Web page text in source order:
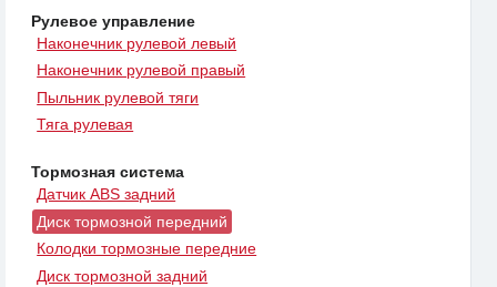
Рулевое управление
Наконечник рулевой левый
Наконечник рулевой правый
Пыльник рулевой тяги
Тяга рулевая
Тормозная система
Датчик ABS задний
Диск тормозной передний
Колодки тормозные передние
Диск тормозной задний